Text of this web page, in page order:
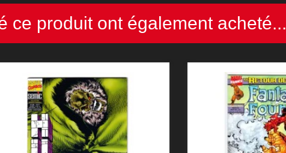
ce produit ont également acheté...